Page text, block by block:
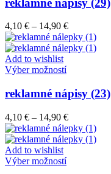
produktu.
viacero
variantov.
Možnosti
si
môžete
vybrať
na
stránke
produktu.
4,10 € – 14,90 €Price
range:
4,10 €
Add to wishlist
Výber možnostíTento
má
viacero
variantov.
Možnosti
si
môžete
vybrať
na
reklamné nápisy (23)
4,10 € – 14,90 €Price
range:
4,10 €
Add to wishlist
Výber možnostíTento